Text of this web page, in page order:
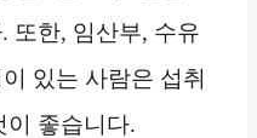
또한, 임산부, 수유
있는 사람은 섭취
이 좋습니다.